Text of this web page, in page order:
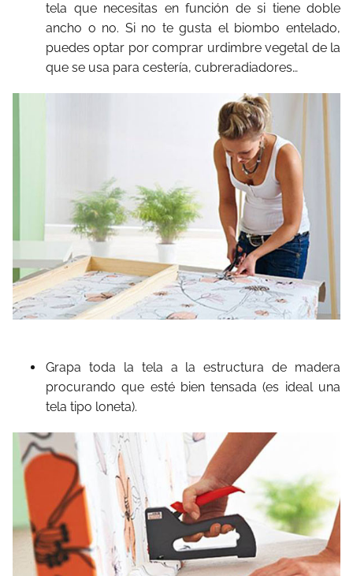
tela que necesitas en función de si tiene doble
ancho o no. Si no te gusta el biombo entelado,
puedes optar por comprar urdimbre vegetal de la
que se usa para cestería, cubreradiadores…
Grapa toda la tela a la estructura de madera
procurando que esté bien tensada (es ideal una
tela tipo loneta).